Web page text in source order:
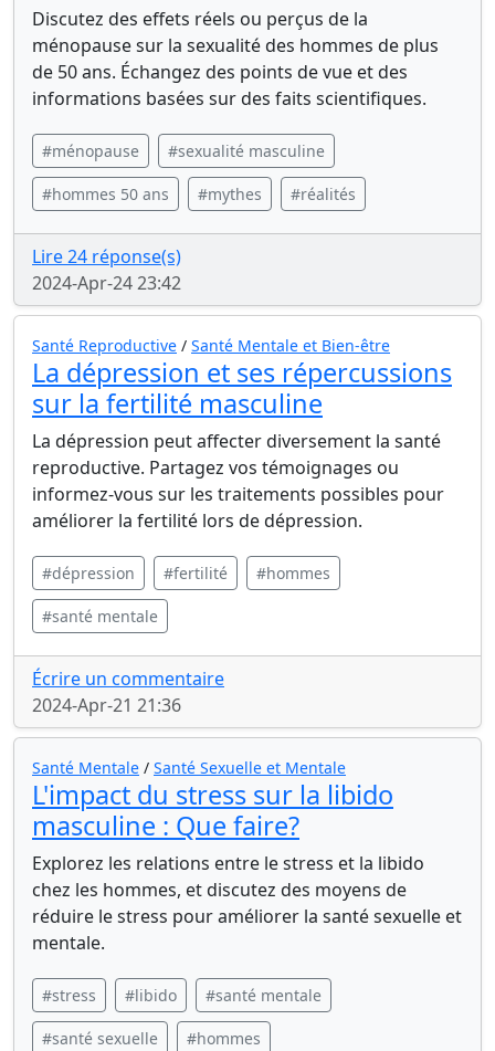
Discutez des effets réels ou perçus de la
ménopause sur la sexualité des hommes de plus
de 50 ans. Échangez des points de vue et des
informations basées sur des faits scientifiques.
#ménopause #sexualité masculine
#hommes 50 ans #mythes #réalités
Lire 24 réponse(s)
2024-Apr-24 23:42
Santé Reproductive / Santé Mentale et Bien-être
La dépression et ses répercussions
sur la fertilité masculine
La dépression peut affecter diversement la santé
reproductive. Partagez vos témoignages ou
informez-vous sur les traitements possibles pour
améliorer la fertilité lors de dépression.
#dépression #fertilité #hommes
#santé mentale
Écrire un commentaire
2024-Apr-21 21:36
Santé Mentale / Santé Sexuelle et Mentale
L'impact du stress sur la libido
masculine : Que faire?
Explorez les relations entre le stress et la libido
chez les hommes, et discutez des moyens de
réduire le stress pour améliorer la santé sexuelle et
mentale.
#stress #libido #santé mentale
#santé sexuelle #hommes